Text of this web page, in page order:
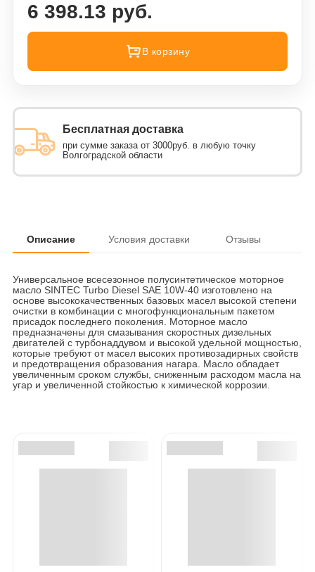
6 398.13 руб.
В корзину
Бесплатная доставка
при сумме заказа от 3000руб. в любую точку
Волгоградской области
Описание Условия доставки Отзывы
Универсальное всесезонное полусинтетическое моторное
масло SINTEC Turbo Diesel SAE 10W-40 изготовлено на
основе высококачественных базовых масел высокой степени
очистки в комбинации с многофункциональным пакетом
присадок последнего поколения. Моторное масло
предназначены для смазывания скоростных дизельных
двигателей с турбонаддувом и высокой удельной мощностью,
которые требуют от масел высоких противозадирных свойств
и предотвращения образования нагара. Масло обладает
увеличенным сроком службы, сниженным расходом масла на
угар и увеличенной стойкостью к химической коррозии.